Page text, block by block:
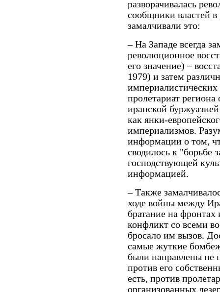
разворачивалась
сообщники властей в
замалчивали это:
– На Западе всегда
революционное
его значение) –
1979) и затем
пролетариат
иранской
как янки-
империализмов.
информации о том,
сводилось к "борьбе
господствующей
информацией.
– Также
ходе войны между
братание на фронтах
конфликт со всеми
бросало им вызов.
самые жуткие
были направлены
против его
есть, против
организованных